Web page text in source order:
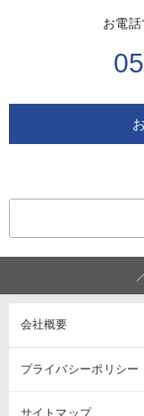
お電
会社概要
プライバシーポリシー